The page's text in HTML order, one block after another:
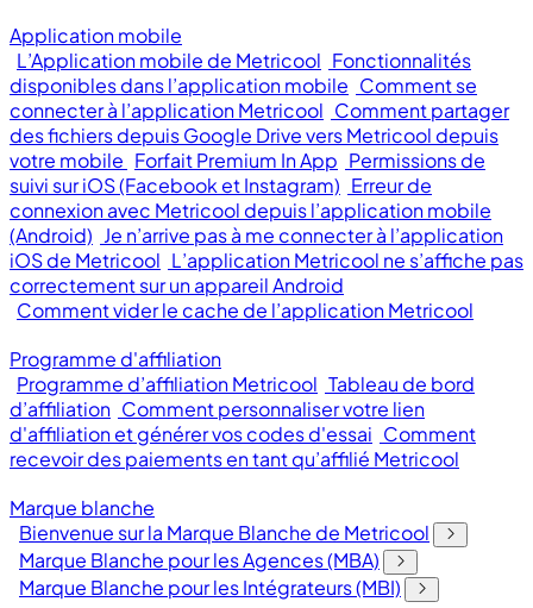
Application mobile
L’Application mobile de Metricool Fonctionnalités
disponibles dans l’application mobile Comment se
connecter à l’application Metricool Comment partager
des fichiers depuis Google Drive vers Metricool depuis
votre mobile Forfait Premium In App Permissions de
suivi sur iOS (Facebook et Instagram) Erreur de
connexion avec Metricool depuis l’application mobile
(Android) Je n’arrive pas à me connecter à l’application
iOS de Metricool L’application Metricool ne s’affiche pas
correctement sur un appareil Android
Comment vider le cache de l’application Metricool
Programme d'affiliation
Programme d’affiliation Metricool Tableau de bord
d’affiliation Comment personnaliser votre lien
d'affiliation et générer vos codes d'essai Comment
recevoir des paiements en tant qu’affilié Metricool
Marque blanche
Bienvenue sur la Marque Blanche de Metricool
Marque Blanche pour les Agences (MBA)
Marque Blanche pour les Intégrateurs (MBI)